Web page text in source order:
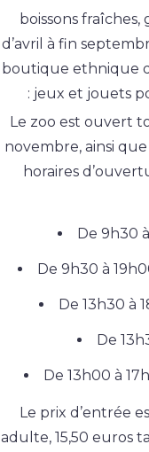
boissons
d’avril à fin
boutique ethnique
: jeux et jouets
Le zoo est ouvert
novembre, ainsi
horaires
De 9h30
De 9h30 à
De 13h30 à
De
De 13h00 à
Le prix d’entrée
adulte, 15,50 euros